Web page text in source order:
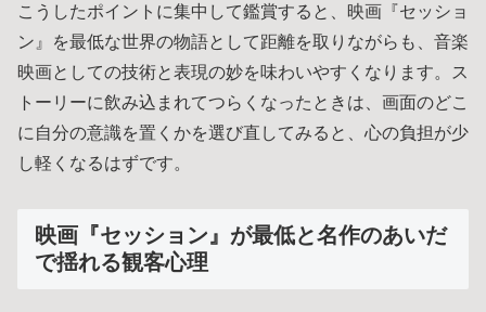
こうしたポイントに集中して鑑賞すると、映画『セッショ
ン』を最低な世界の物語として距離を取りながらも、音楽
映画としての技術と表現の妙を味わいやすくなります。ス
トーリーに飲み込まれてつらくなったときは、画面のどこ
に自分の意識を置くかを選び直してみると、心の負担が少
し軽くなるはずです。
映画『セッション』が最低と名作のあいだ
で揺れる観客心理